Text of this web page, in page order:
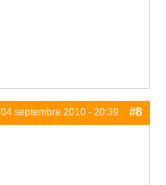
04 septembre 2010 - 20:39 #8